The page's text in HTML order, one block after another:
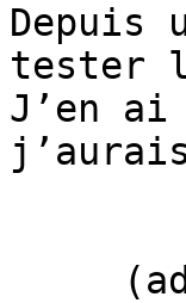
Depuis
tester
J’en ai